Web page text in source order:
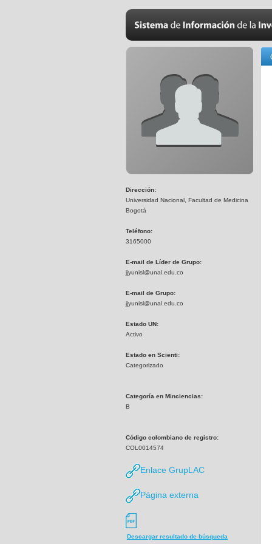
Dirección:
Universidad Nacional, Facultad de Medicina
Bogotá
Teléfono:
3165000
E-mail de Líder de Grupo:
jjyunisl@unal.edu.co
E-mail de Grupo:
jjyunisl@unal.edu.co
Estado UN:
Activo
Estado en Scienti:
Categorizado
Categoría en Minciencias:
B
Código colombiano de registro:
COL0014574
Enlace GrupLAC
Página externa
Descargar resultado de búsqueda